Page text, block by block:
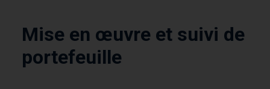
Mise en œuvre et suivi de
portefeuille